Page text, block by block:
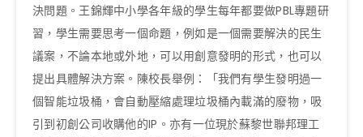
決問題。王錦輝中小學各年級的學生每年都要做PBL專題研
習，學生需要思考一個命題，例如是一個需要解決的民生
議案，不論本地或外地，可以用創意發明的形式，也可以
提出具體解決方案。陳校長舉例：「我們有學生發明過一
個智能垃圾桶，會自動壓縮處理垃圾桶內載滿的廢物，吸
引到初創公司收購他的IP。亦有一位現於蘇黎世聯邦理工